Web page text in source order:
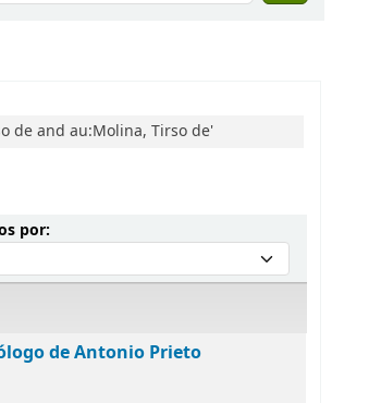
de and au:Molina, Tirso de'
por:Ordenar por:
de Antonio Prieto